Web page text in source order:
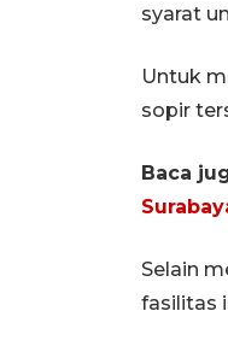
syarat
Untuk
sopir
Baca
Selain
fasilitas